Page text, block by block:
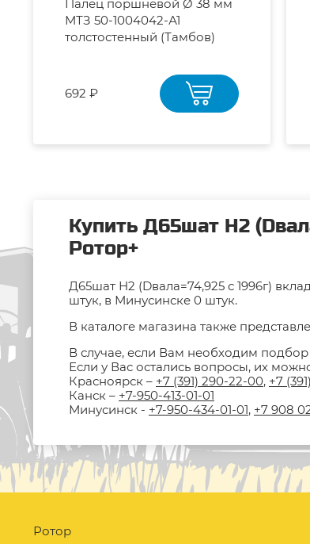
Палец поршневой Ø 38 мм
МТЗ 50-1004042-А1
толстостенный (Тамбов)
692 ₽
Купить Д65шат Н2
Ротор+
Д65шат Н2 (Dвала=74,925 с 1996г)
штук, в Минусинске 0 штук.
В каталоге магазина также
В случае, если Вам необходим подбор
Если у Вас остались вопросы, их
Красноярск – +7 (391) 290-22-00, +7
Канск – +7-950-413-01-01
Минусинск - +7-950-434-01-01, +7 908
Ротор